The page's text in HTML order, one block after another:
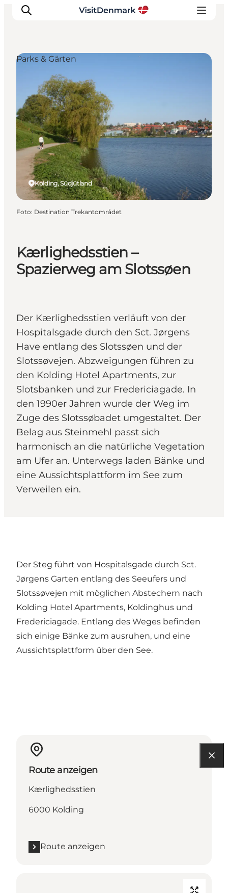
Inspiration
Regionen
Erlebnisse
Unterkünfte
Reiseplanung
Kærlighedsstien –
Spazierweg am Slotssøen
Der Kærlighedsstien verläuft von der
Hospitalsgade durch den Sct. Jørgens
Have entlang des Slotssøen und der
Slotssøvejen. Abzweigungen führen zu
den Kolding Hotel Apartments, zur
Slotsbanken und zur Fredericiagade. In
den 1990er Jahren wurde der Weg im
Zuge des Slotssøbadet umgestaltet. Der
Belag aus Steinmehl passt sich
harmonisch an die natürliche Vegetation
am Ufer an. Unterwegs laden Bänke und
eine Aussichtsplattform im See zum
Verweilen ein.
Kolding, Südjütland
Parks & Gärten
Foto: Destination Trekantområdet
Der Steg führt von Hospitalsgade durch Sct.
Jørgens Garten entlang des Seeufers und
Slotssøvejen mit möglichen Abstechern nach
Kolding Hotel Apartments, Koldinghus und
Fredericiagade. Entlang des Weges befinden
sich einige Bänke zum ausruhen, und eine
Aussichtsplattform über den See.
Route anzeigen
Kærlighedsstien
6000 Kolding
Route anzeigen